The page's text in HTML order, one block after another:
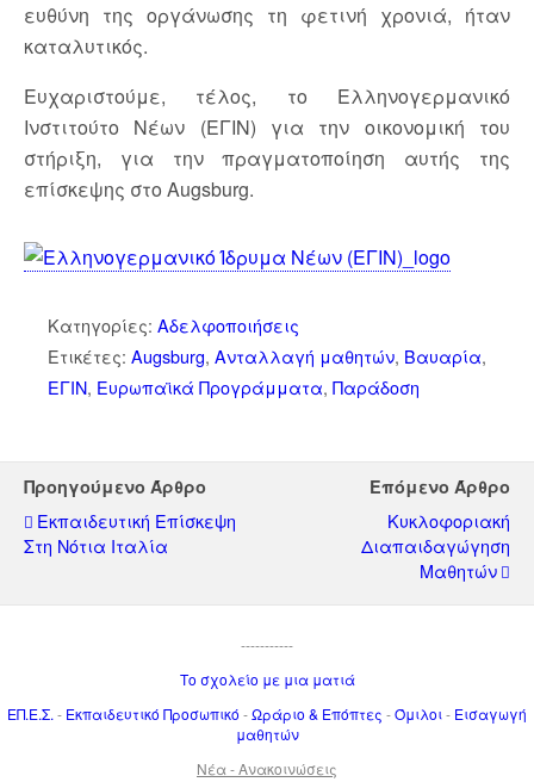
ευθύνη της οργάνωσης τη φετινή χρονιά, ήταν
καταλυτικός.
Ευχαριστούμε, τέλος, το Ελληνογερμανικό
Ινστιτούτο Νέων (ΕΓΙΝ) για την οικονομική του
στήριξη, για την πραγματοποίηση αυτής της
επίσκεψης στο Augsburg.
Κατηγορίες: Αδελφοποιήσεις
Ετικέτες: Augsburg, Ανταλλαγή μαθητών, Βαυαρία,
ΕΓΙΝ, Ευρωπαϊκά Προγράμματα, Παράδοση
Προηγούμενο Άρθρο
Εκπαιδευτική Επίσκεψη
Στη Νότια Ιταλία
Επόμενο Άρθρο
Κυκλοφοριακή
Διαπαιδαγώγηση
Μαθητών
-----------
Το σχολείο με μια ματιά
ΕΠ.Ε.Σ. - Εκπαιδευτικό Προσωπικό -Ωράριο & Επόπτες -Όμιλοι- Εισαγωγή
μαθητών
Νέα - Ανακοινώσεις